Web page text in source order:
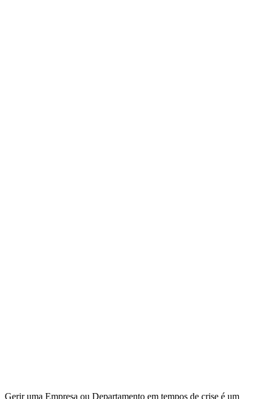
Gerir uma Empresa ou Departamento em tempos de crise é um